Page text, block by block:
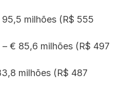
milhões (R$ 555
€ 85,6 milhões (R$ 497
milhões (R$ 487